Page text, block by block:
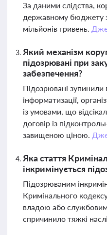
За даними слідства,
державному бюджету
мільйонів гривень.
Який механізм
підозрювані при
забезпечення?
Підозрювані
інформатизації,
із умовами, що
договір із
завищеною ціною.
Яка стаття
інкримінується
Підозрюваним
Кримінального
владою або
спричинило тяжкі